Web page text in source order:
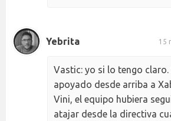
Yebrita 15
Vastic: yo si lo tengo claro.
apoyado desde arriba a
Vini, el equipo hubiera
atajar desde la directiva